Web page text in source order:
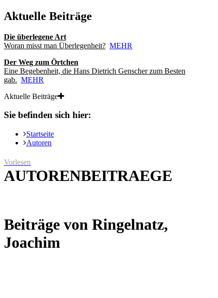
Aktuelle Beiträge
Die überlegene Art
Woran misst man Überlegenheit? MEHR
Der Weg zum Örtchen
Eine Begebenheit, die Hans Dietrich Genscher zum Besten
gab. MEHR
Aktuelle Beiträge
Sie befinden sich hier:
Startseite
Autoren
Vorlesen
AUTORENBEITRAEGE
Beiträge von Ringelnatz,
Joachim